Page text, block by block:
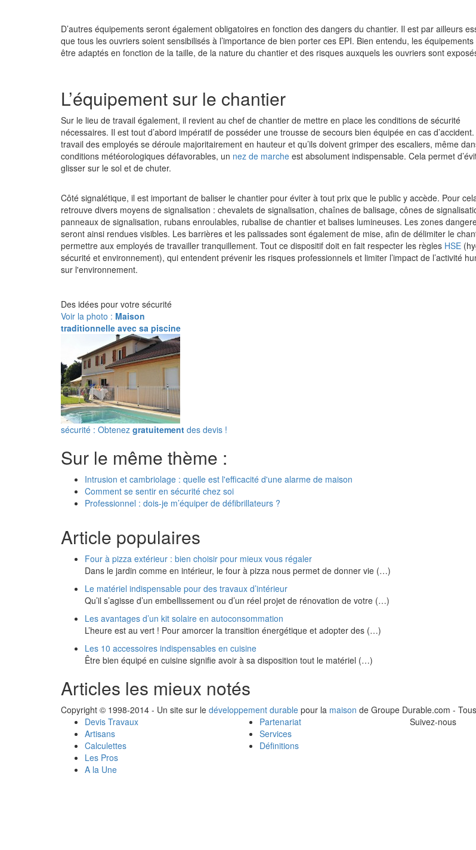
D’autres équipements seront également obligatoires en fonction des dangers du chantier. Il est par ailleurs
que tous les ouvriers soient sensibilisés à l’importance de bien porter ces EPI. Bien entendu, les
être adaptés en fonction de la taille, de la nature du chantier et des risques auxquels les ouvriers sont
L’équipement sur le chantier
Sur le lieu de travail également, il revient au chef de chantier de mettre en place les conditions de sécurité
nécessaires. Il est tout d’abord impératif de posséder une trousse de secours bien équipée en cas
travail des employés se déroule majoritairement en hauteur et qu’ils doivent grimper des escaliers, même
conditions météorologiques défavorables, un nez de marche est absolument indispensable. Cela permet
glisser sur le sol et de chuter.
Côté signalétique, il est important de baliser le chantier pour éviter à tout prix que le public y accède. Pour
retrouve divers moyens de signalisation : chevalets de signalisation, chaînes de balisage, cônes de
panneaux de signalisation, rubans enroulables, rubalise de chantier et balises lumineuses. Les zones
seront ainsi rendues visibles. Les barrières et les palissades sont également de mise, afin de délimiter le
permettre aux employés de travailler tranquillement. Tout ce dispositif doit en fait respecter les règles HSE
sécurité et environnement), qui entendent prévenir les risques professionnels et limiter l’impact de l’activité
sur l'environnement.
Des idées pour votre sécurité
Voir la photo : Maison
traditionnelle avec sa piscine
sécurité : Obtenez gratuitement des devis !
Sur le même thème :
Intrusion et cambriolage : quelle est l'efficacité d'une alarme de maison
Comment se sentir en sécurité chez soi
Professionnel : dois-je m’équiper de défibrillateurs ?
Article populaires
Four à pizza extérieur : bien choisir pour mieux vous régaler
Dans le jardin comme en intérieur, le four à pizza nous permet de donner vie (…)
Le matériel indispensable pour des travaux d’intérieur
Qu’il s’agisse d’un embellissement ou d’un réel projet de rénovation de votre (…)
Les avantages d’un kit solaire en autoconsommation
L’heure est au vert ! Pour amorcer la transition énergétique et adopter des (…)
Les 10 accessoires indispensables en cuisine
Être bien équipé en cuisine signifie avoir à sa disposition tout le matériel (…)
Articles les mieux notés
Copyright © 1998-2014 - Un site sur le développement durable pour la maison de Groupe Durable.com -
Devis Travaux
Artisans
Calculettes
Les Pros
A la Une
Partenariat
Services
Définitions
Suivez-nous